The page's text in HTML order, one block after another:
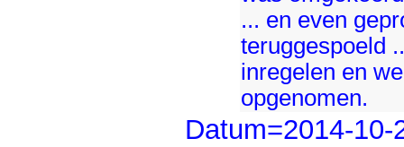
... en even
teruggespoeld
inregelen en
opgenomen.
Datum=2014-10-